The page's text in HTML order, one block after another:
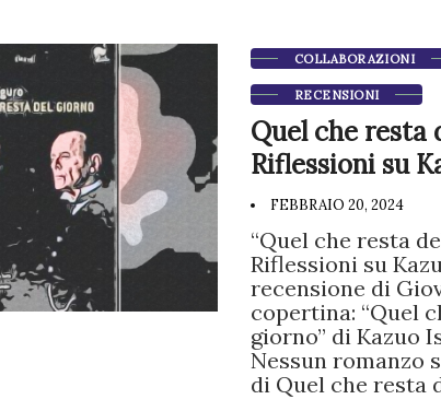
COLLABORAZIONI
RECENSIONI
Quel che resta
Riflessioni su
FEBBRAIO 20, 2024
“Quel che resta
Riflessioni su
recensione di
copertina: “Quel
giorno” di Kazuo
Nessun romanzo
di Quel che resta